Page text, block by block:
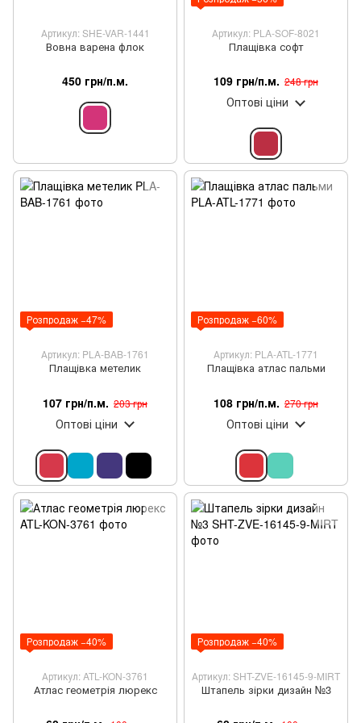
Артикул: SHE-VAR-1441
Вовна варена флок
450 грн/п.м.
Артикул: PLA-SOF-8021
Плащівка софт
109 грн/п.м. 248 грн
Оптові ціни
Розпродаж −47%
Артикул: PLA-BAB-1761
Плащівка метелик
107 грн/п.м. 203 грн
Оптові ціни
Розпродаж −60%
Артикул: PLA-ATL-1771
Плащівка атлас пальми
108 грн/п.м. 270 грн
Оптові ціни
Розпродаж −40%
Артикул: ATL-KON-3761
Атлас геометрія люрекс
Розпродаж −40%
Артикул: SHT-ZVE-16145-9-MIRT
Штапель зірки дизайн №3